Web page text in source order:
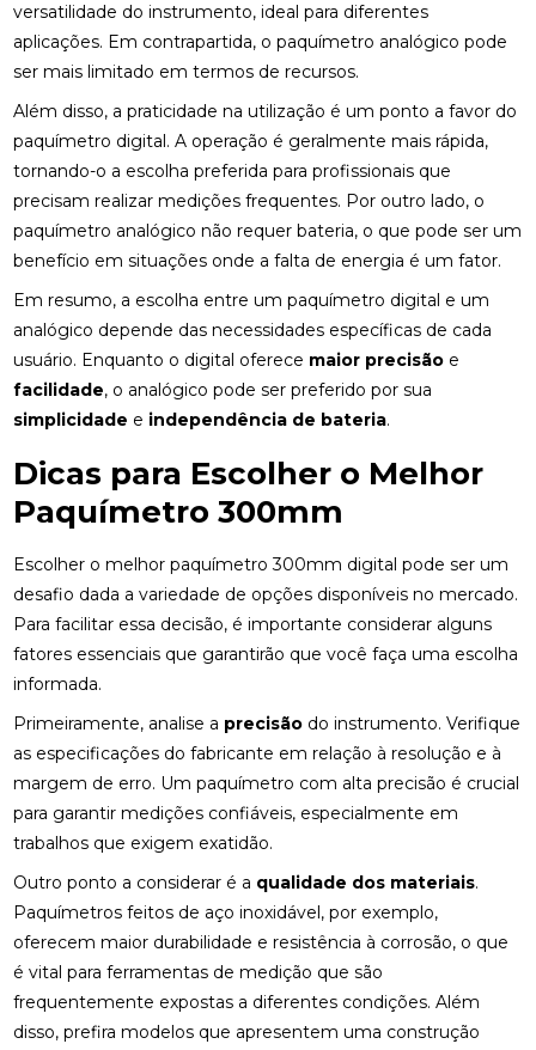
versatilidade do instrumento, ideal para diferentes
aplicações. Em contrapartida, o paquímetro analógico pode
ser mais limitado em termos de recursos.
Além disso, a praticidade na utilização é um ponto a favor do
paquímetro digital. A operação é geralmente mais rápida,
tornando-o a escolha preferida para profissionais que
precisam realizar medições frequentes. Por outro lado, o
paquímetro analógico não requer bateria, o que pode ser um
benefício em situações onde a falta de energia é um fator.
Em resumo, a escolha entre um paquímetro digital e um
analógico depende das necessidades específicas de cada
usuário. Enquanto o digital oferece maior precisão e
facilidade, o analógico pode ser preferido por sua
simplicidade e independência de bateria.
Dicas para Escolher o Melhor
Paquímetro 300mm
Escolher o melhor paquímetro 300mm digital pode ser um
desafio dada a variedade de opções disponíveis no mercado.
Para facilitar essa decisão, é importante considerar alguns
fatores essenciais que garantirão que você faça uma escolha
informada.
Primeiramente, analise a precisão do instrumento. Verifique
as especificações do fabricante em relação à resolução e à
margem de erro. Um paquímetro com alta precisão é crucial
para garantir medições confiáveis, especialmente em
trabalhos que exigem exatidão.
Outro ponto a considerar é a qualidade dos materiais.
Paquímetros feitos de aço inoxidável, por exemplo,
oferecem maior durabilidade e resistência à corrosão, o que
é vital para ferramentas de medição que são
frequentemente expostas a diferentes condições. Além
disso, prefira modelos que apresentem uma construção